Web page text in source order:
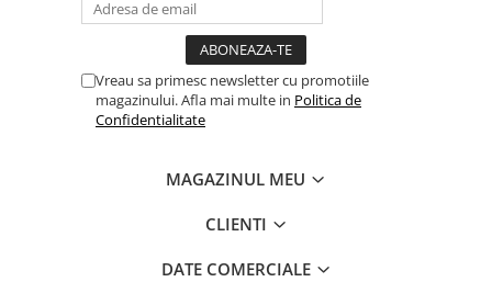
Vreau sa primesc newsletter cu promotiile
magazinului. Afla mai multe in Politica de
Confidentialitate
MAGAZINUL MEU
CLIENTI
DATE COMERCIALE